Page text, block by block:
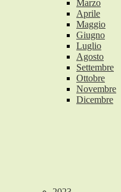
Marzo
Aprile
Maggio
Giugno
Luglio
Agosto
Settembre
Ottobre
Novembre
Dicembre